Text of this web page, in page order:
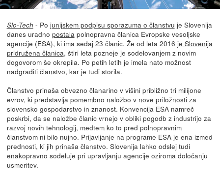
Slo-Tech - Po junijskem podpisu sporazuma o članstvu je Slovenija
danes uradno postalapolnopravna članica Evropske vesoljske
agencije (ESA), ki ima sedaj 23 članic. Že od leta 2016 je Slovenija
pridružena članica, štiri leta pozneje je sodelovanjem z novim
dogovorom še okrepila. Po petih letih je imela nato možnost
nadgraditi članstvo, kar je tudi storila.
Članstvo prinaša obvezno članarino v višini približno tri milijone
evrov, ki predstavlja pomembno naložbo v nove priložnosti za
slovensko gospodarstvo in znanost. Konvencija ESA namreč
poskrbi, da se naložbe članic vrnejo v obliki pogodb z industrijo za
razvoj novih tehnologij, medtem ko to pred polnopravnim
članstvom ni bilo nujno. Prijavljanje na programe ESA je ena izmed
prednosti, ki jih prinaša članstvo. Slovenija lahko odslej tudi
enakopravno sodeluje pri upravljanju agencije oziroma določanju
usmeritev.